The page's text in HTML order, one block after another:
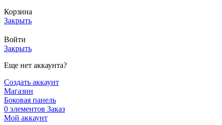
Корзина
Закрыть
Войти
Закрыть
Еще нет аккаунта?
Создать аккаунт
Магазин
Боковая панель
0 элементов Заказ
Мой аккаунт